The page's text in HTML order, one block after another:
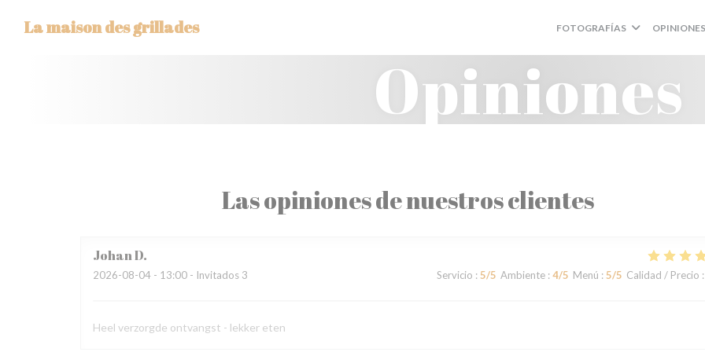
La maison des grillades FOTOGRAFÍAS OPINIONES
Opiniones
Las opiniones de nuestros clientes
JohanD
2026-08-04 - 13:00 - Invitados 3 Servicio : 5/5 Ambiente: 4/5 Menú : 5/5 Calidad / Precio :
Heel verzorgde ontvangst - lekker eten